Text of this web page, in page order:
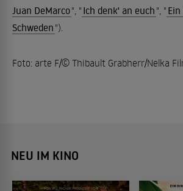
Juan DeMarco", " Ich denk' an euch ", "
Schweden ").
Foto: arte F/© Thibault Grabherr/Nelka
NEU IM KINO